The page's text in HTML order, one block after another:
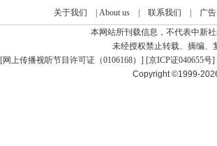
关于我们 About us| 联系我们
广
本网站所刊载信息，不代表中新
未经授权禁止转载、摘编、
[网上传播视听节目许可证（0106168） ] [京ICP证040655号]
Copyright ©1999-